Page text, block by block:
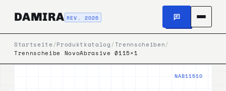
DAMIRA REV. 2026
Startseite /Produktkatalog /Trennscheiben/
Trennscheibe NovoAbrasive Ø115×1
NAB11510